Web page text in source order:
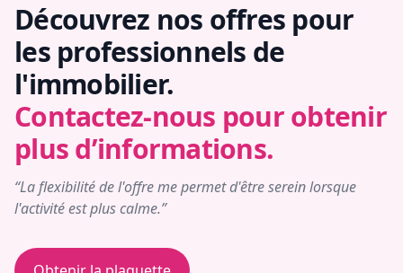
Découvrez nos offres pour
les professionnels de
l'immobilier.
Contactez-nous pour obtenir
plus d’informations.
“La flexibilité de l'offre me permet d'être serein lorsque
l'activité est plus calme.”